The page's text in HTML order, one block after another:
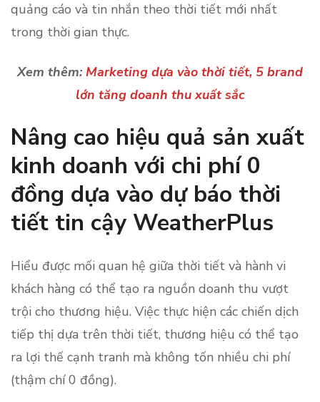
quảng cáo và tin nhắn theo thời tiết mới nhất
trong thời gian thực. ‍
Xem thêm: Marketing dựa vào thời tiết, 5 brand
lớn tăng doanh thu xuất sắc
Nâng cao hiệu quả sản xuất
kinh doanh với chi phí 0
đồng dựa vào dự báo thời
tiết tin cậy WeatherPlus
Hiểu được mối quan hệ giữa thời tiết và hành vi
khách hàng có thể tạo ra nguồn doanh thu vượt
trội cho thương hiệu. Việc thực hiện các chiến dịch
tiếp thị dựa trên thời tiết, thương hiệu có thể tạo
ra lợi thế cạnh tranh mà không tốn nhiều chi phí
(thậm chí 0 đồng).